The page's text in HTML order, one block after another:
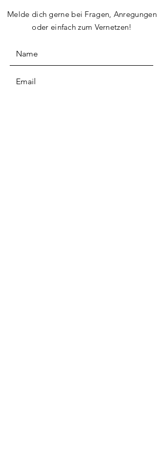
Melde dich gerne bei Fragen, Anregungen
oder einfach zum Vernetzen!